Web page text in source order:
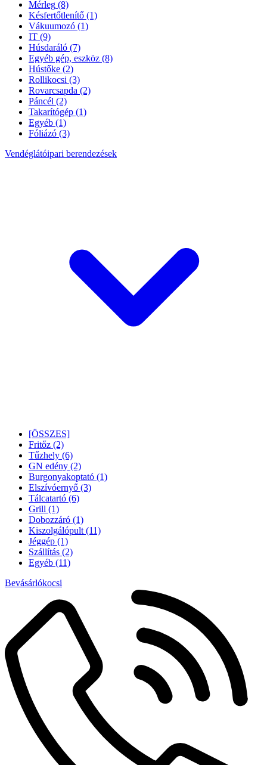
Mérleg (8)
Késfertőtlenítő (1)
Vákuumozó (1)
IT (9)
Húsdaráló (7)
Egyéb gép, eszköz (8)
Hústőke (2)
Rollikocsi (3)
Rovarcsapda (2)
Páncél (2)
Takarítógép (1)
Egyéb (1)
Fóliázó (3)
Vendéglátóipari berendezések
[ÖSSZES]
Fritőz (2)
Tűzhely (6)
GN edény (2)
Burgonyakoptató (1)
Elszívóernyő (3)
Tálcatartó (6)
Grill (1)
Dobozzáró (1)
Kiszolgálópult (11)
Jéggép (1)
Szállítás (2)
Egyéb (11)
Bevásárlókocsi